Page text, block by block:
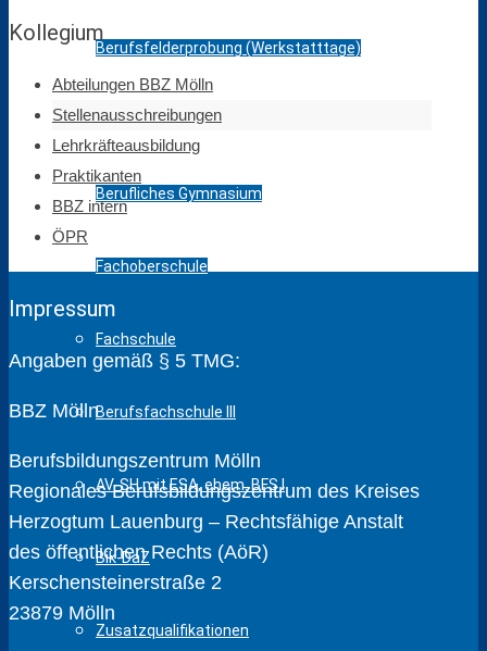
Berufsfelderprobung (Werkstatttage)
Berufsvorbereitung / AV-SH ohne ESA
Berufliches Gymnasium
Fachoberschule
Fachschule
Berufsfachschule III
AV-SH mit ESA, ehem. BFS I
Bik-DaZ
Zusatzqualifikationen
Kollegium
Abteilungen BBZ Mölln
Stellenausschreibungen
Lehrkräfteausbildung
Praktikanten
BBZ intern
ÖPR
Impressum
Angaben gemäß § 5 TMG:
BBZ Mölln
Berufsbildungszentrum Mölln
Regionales Berufsbildungszentrum des Kreises
Herzogtum Lauenburg – Rechtsfähige Anstalt
des öffentlichen Rechts (AöR)
Kerschensteinerstraße 2
23879 Mölln